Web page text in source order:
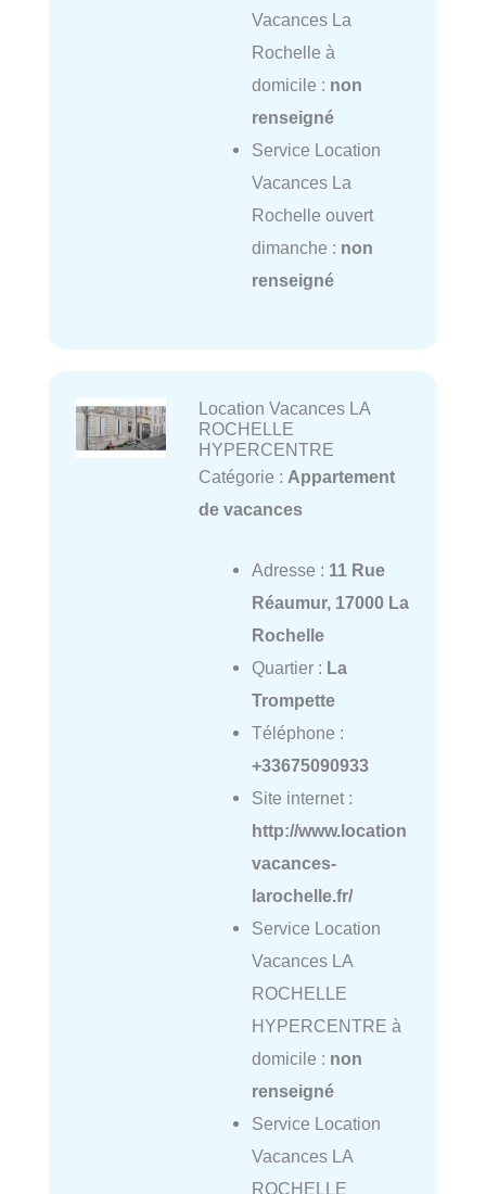
Vacances La
Rochelle à
domicile : non
renseigné
Service Location
Vacances La
Rochelle ouvert
dimanche : non
renseigné
Location Vacances LA
ROCHELLE
HYPERCENTRE
Catégorie : Appartement
de vacances
Adresse : 11 Rue
Réaumur, 17000 La
Rochelle
Quartier : La
Trompette
Téléphone :
+33675090933
Site internet :
http://www.location
vacances-
larochelle.fr/
Service Location
Vacances LA
ROCHELLE
HYPERCENTRE à
domicile : non
renseigné
Service Location
Vacances LA
ROCHELLE